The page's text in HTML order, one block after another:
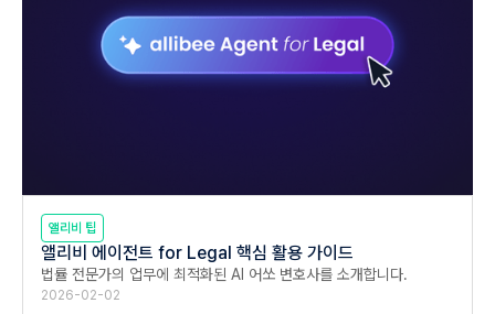
앨리비 팁
앨리비 에이전트 for Legal 핵심 활용 가이드
법률 전문가의 업무에 최적화된 AI 어쏘 변호사를 소개합니다.
2026-02-02